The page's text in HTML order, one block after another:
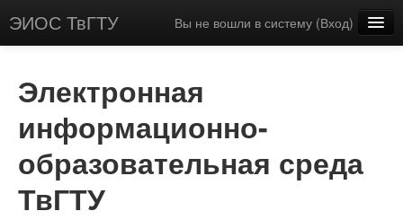
ЭИОС ТвГТУ Вы не вошли в систему (Вход)
Электронная
информационно-
образовательная среда
ТвГТУ